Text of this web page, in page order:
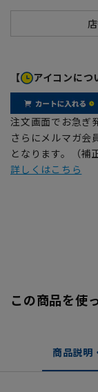
【 アイコンにつ
注文画面でお急ぎ
さらにメルマガ会
となります。（補
詳しくはこちら
この商品を使
商品説明